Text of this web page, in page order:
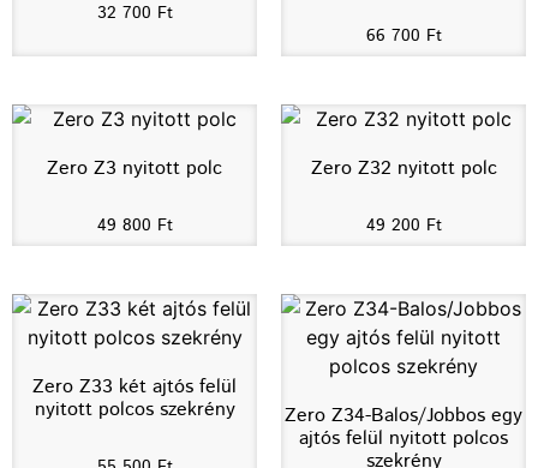
32 700 Ft
66 700 Ft
Zero Z3 nyitott polc
49 800 Ft
Zero Z32 nyitott polc
49 200 Ft
Zero Z33 két ajtós felül
nyitott polcos szekrény
Zero Z34-Balos/Jobbos egy
ajtós felül nyitott polcos
szekrény